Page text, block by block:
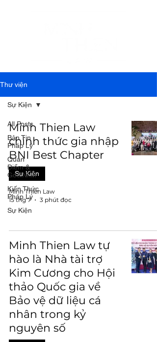
Thư viện
All Posts
Bản Tin
Pháp Lý
Quan
Điểm &
Góc Nhìn
Kiến Thức
Pháp Lý
Sự Kiện
Sự Kiện
Minh Thien Law
chính thức gia nhập
BNI Best Chapter
Sự Kiện
Minh Thien Law
15 thg 7
3 phút đọc
Minh Thien Law tự
hào là Nhà tài trợ
Kim Cương cho Hội
thảo Quốc gia về
Bảo vệ dữ liệu cá
nhân trong kỷ
nguyên số